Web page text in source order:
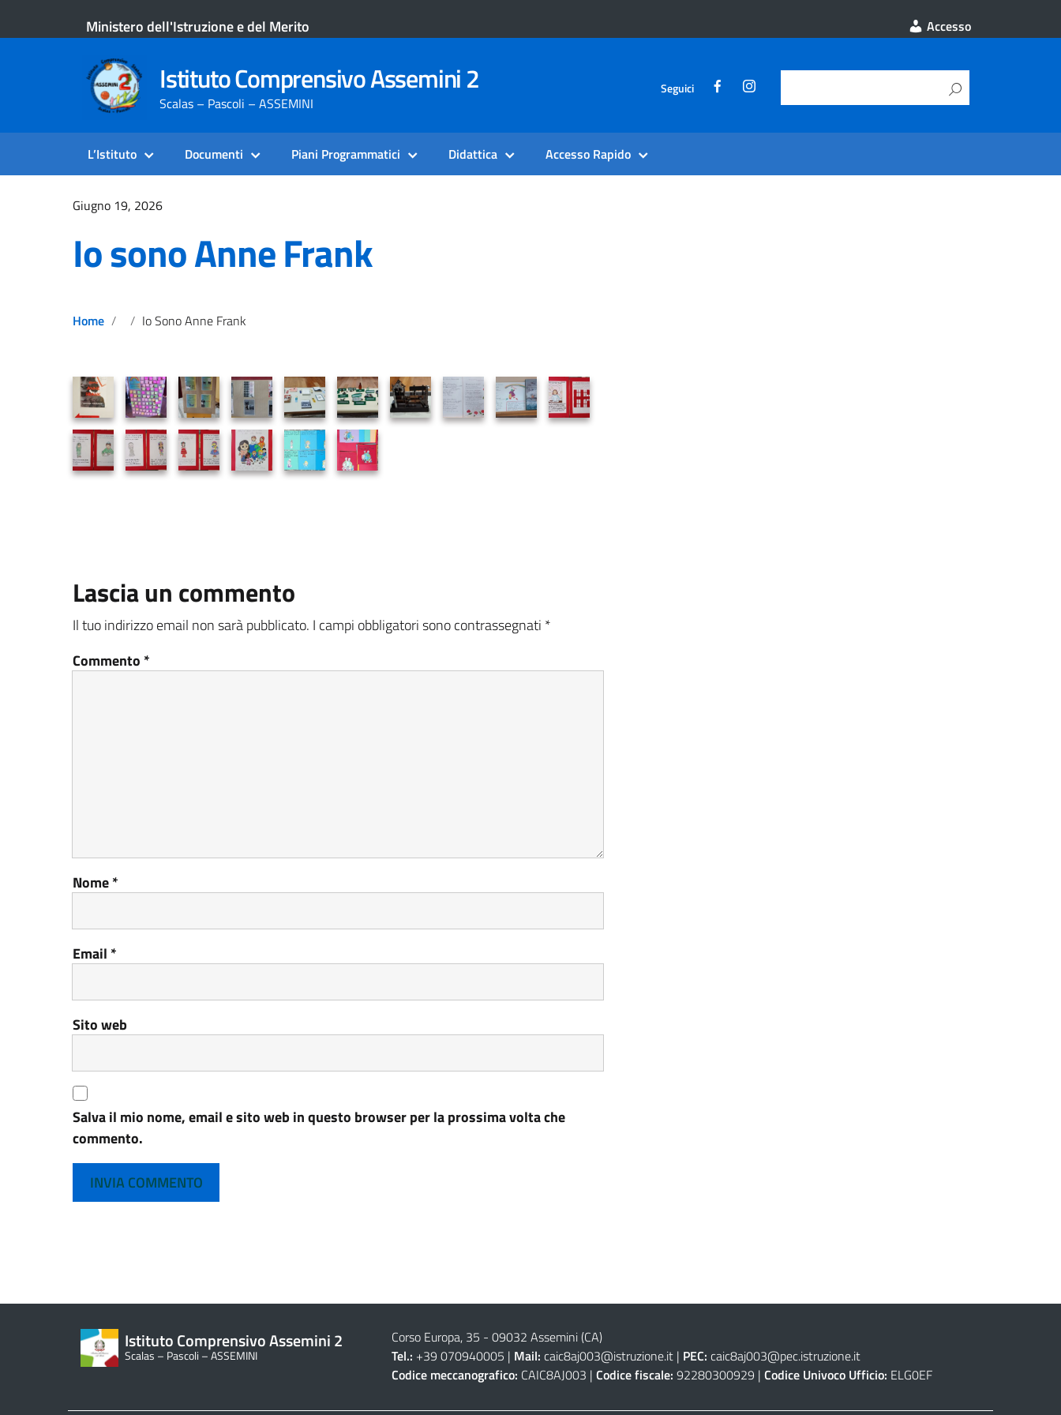
Ministero dell'Istruzione e del Merito Accesso
Istituto Comprensivo Assemini 2
Scalas – Pascoli – ASSEMINI
Seguici
L’Istituto Documenti Piani Programmatici Didattica Accesso Rapido
Giugno 19, 2026
Io sono Anne Frank
Home Io Sono Anne Frank
Lascia un commento
Il tuo indirizzo email non sarà pubblicato. I campi obbligatori sono contrassegnati *
Commento *
Nome*
Email *
Sito web
Salva il mio nome, email e sito web in questo browser per la prossima volta che
commento.
Istituto Comprensivo Assemini 2
Scalas – Pascoli – ASSEMINI
Corso Europa, 35 - 09032 Assemini (CA)
Tel.: +39 070940005 | Mail: caic8aj003@istruzione.it| PEC: caic8aj003@pec.istruzione.it
Codice meccanografico: CAIC8AJ003 | Codice fiscale: 92280300929 | Codice Univoco Ufficio: ELG0EF